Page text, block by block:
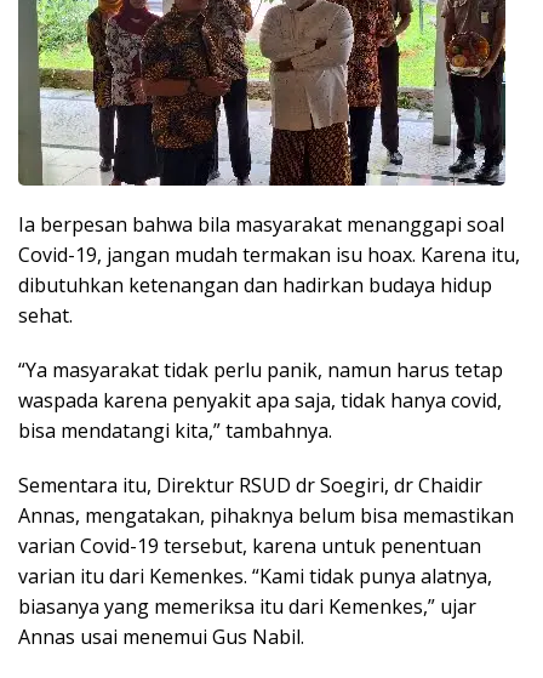
Ia berpesan bahwa bila masyarakat menanggapi soal
Covid-19, jangan mudah termakan isu hoax. Karena itu,
dibutuhkan ketenangan dan hadirkan budaya hidup
sehat.
“Ya masyarakat tidak perlu panik, namun harus tetap
waspada karena penyakit apa saja, tidak hanya covid,
bisa mendatangi kita,” tambahnya.
Sementara itu, Direktur RSUD dr Soegiri, dr Chaidir
Annas, mengatakan, pihaknya belum bisa memastikan
varian Covid-19 tersebut, karena untuk penentuan
varian itu dari Kemenkes. “Kami tidak punya alatnya,
biasanya yang memeriksa itu dari Kemenkes,” ujar
Annas usai menemui Gus Nabil.